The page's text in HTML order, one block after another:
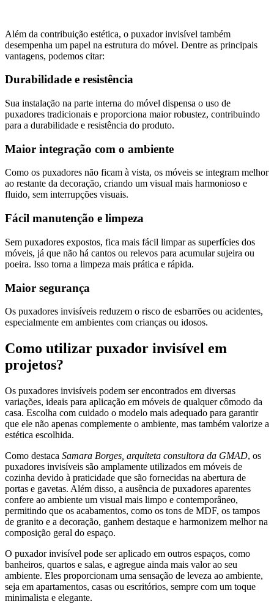
Além da contribuição estética, o puxador invisível também
desempenha um papel na estrutura do móvel. Dentre as principais
vantagens, podemos citar:
Durabilidade e resistência
Sua instalação na parte interna do móvel dispensa o uso de
puxadores tradicionais e proporciona maior robustez, contribuindo
para a durabilidade e resistência do produto.
Maior integração com o ambiente
Como os puxadores não ficam à vista, os móveis se integram melhor
ao restante da decoração, criando um visual mais harmonioso e
fluido, sem interrupções visuais.
Fácil manutenção e limpeza
Sem puxadores expostos, fica mais fácil limpar as superfícies dos
móveis, já que não há cantos ou relevos para acumular sujeira ou
poeira. Isso torna a limpeza mais prática e rápida.
Maior segurança
Os puxadores invisíveis reduzem o risco de esbarrões ou acidentes,
especialmente em ambientes com crianças ou idosos.
Como utilizar puxador invisível em
projetos?
Os puxadores invisíveis podem ser encontrados em diversas
variações, ideais para aplicação em móveis de qualquer cômodo da
casa. Escolha com cuidado o modelo mais adequado para garantir
que ele não apenas complemente o ambiente, mas também valorize a
estética escolhida.
Como destaca Samara Borges, arquiteta consultora da GMAD, os
puxadores invisíveis são amplamente utilizados em móveis de
cozinha devido à praticidade que são fornecidas na abertura de
portas e gavetas. Além disso, a ausência de puxadores aparentes
confere ao ambiente um visual mais limpo e contemporâneo,
permitindo que os acabamentos, como os tons de MDF, os tampos
de granito e a decoração, ganhem destaque e harmonizem melhor na
composição geral do espaço.
O puxador invisível pode ser aplicado em outros espaços, como
banheiros, quartos e salas, e agregue ainda mais valor ao seu
ambiente. Eles proporcionam uma sensação de leveza ao ambiente,
seja em apartamentos, casas ou escritórios, sempre com um toque
minimalista e elegante.